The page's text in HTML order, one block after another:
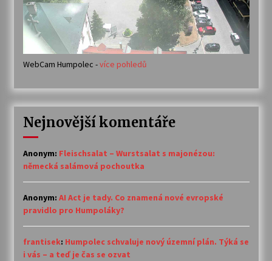
WebCam Humpolec -více pohledů
Nejnovější komentáře
Anonym: Fleischsalat – Wurstsalat s majonézou:
německá salámová pochoutka
Anonym: AI Act je tady. Co znamená nové evropské
pravidlo pro Humpoláky?
frantisek: Humpolec schvaluje nový územní plán. Týká se
i vás – a teď je čas se ozvat